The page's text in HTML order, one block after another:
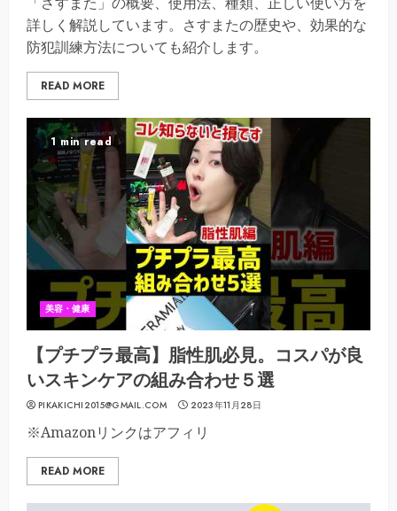
詳しく解説しています。さすまたの歴史や、効果的な
防犯訓練方法についても紹介します。
READ MORE
1 min read
美容・健康
【プチプラ最高】脂性肌必見。コスパが良
いスキンケアの組み合わせ５選
PIKAKICHI2015@GMAIL.COM 2023年11月28日
※Amazonリンクはアフィリ
READ MORE